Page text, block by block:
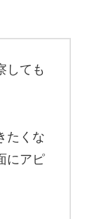
しても
たくな
にアピ